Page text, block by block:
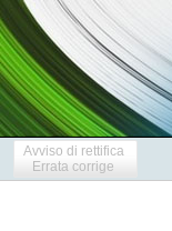
Avviso di rettifica
Errata corrige